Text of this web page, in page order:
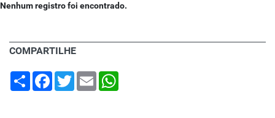
Nenhum registro foi encontrado.
COMPARTILHE
Share Facebook
TwitterEmail